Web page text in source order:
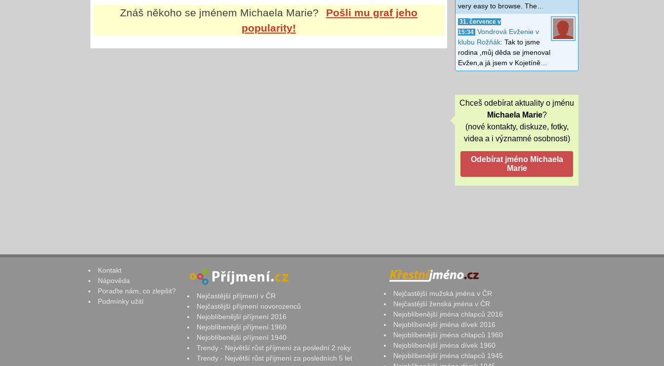
Znáš někoho se jménem Michaela Marie?
Pošli mu graf jeho
popularity!
very easy to browse. The…
31. července v
15:34 Vondrová Evženie v
klubu Rožňák: Tak to jsme
rodina ,můj děda se jmenoval
Evžen,a já jsem v Kojetíně…
Chceš odebírat aktuality o jménu
Michaela Marie?
(nové kontakty, diskuze, fotky,
videa a i významné osobnosti)
Kontakt
Nápověda
Poraďte nám, co zlepšit?
Podmínky užití
Nejčastější příjmení v ČR
Nejčastější příjmení novorozenců
Nejoblíbenější příjmení 2016
Nejoblíbenější příjmení 1960
Nejoblíbenější příjmení 1940
Trendy - Největší růst příjmení za poslední 2 roky
Trendy - Největší růst příjmení za posledních 5 let
Nejčastější mužská jména v ČR
Nejčastější ženská jména v ČR
Nejoblíbenější jména chlapců 2016
Nejoblíbenější jména dívek 2016
Nejoblíbenější jména chlapců 1960
Nejoblíbenější jména dívek 1960
Nejoblíbenější jména chlapců 1945